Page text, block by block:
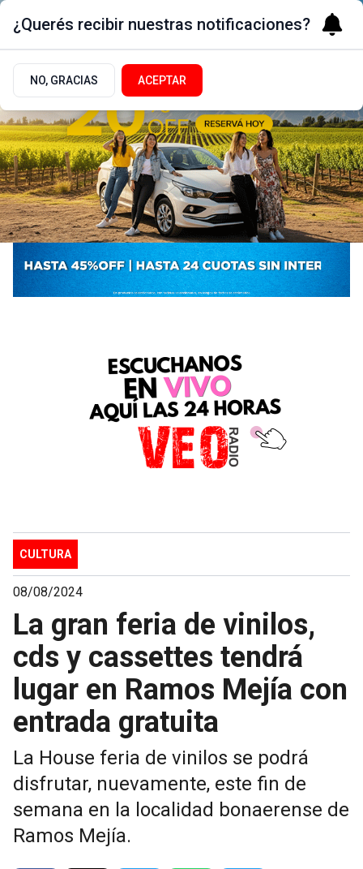
CULTURA
08/08/2024
La gran feria de vinilos,
cds y cassettes tendrá
lugar en Ramos Mejía con
entrada gratuita
La House feria de vinilos se podrá
disfrutar, nuevamente, este fin de
semana en la localidad bonaerense de
Ramos Mejía.
¿Querés recibir nuestras notificaciones?
NO, GRACIAS ACEPTAR